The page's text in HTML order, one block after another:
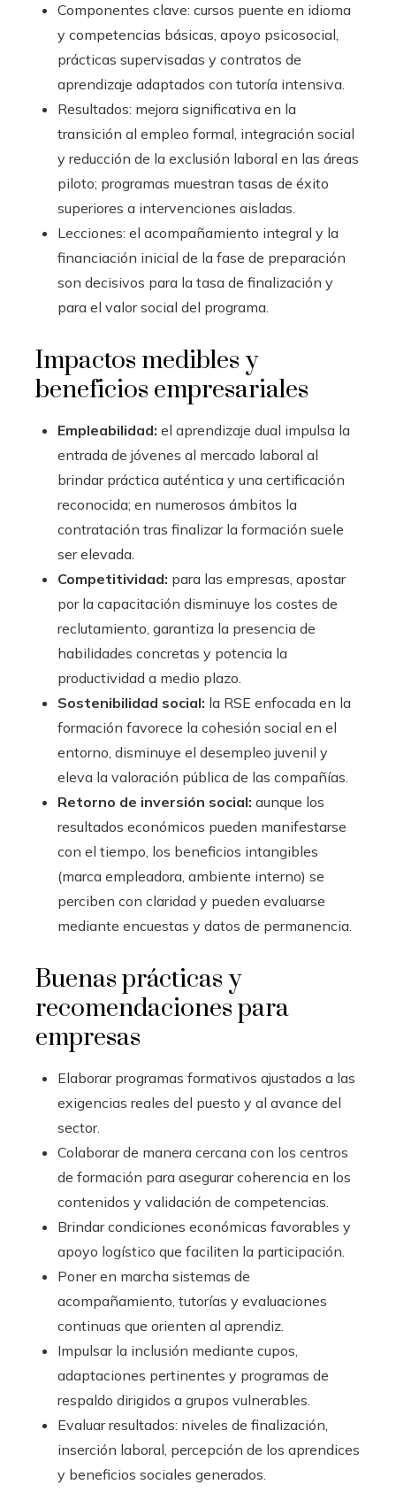
Componentes clave: cursos puente en idioma
y competencias básicas, apoyo psicosocial,
prácticas supervisadas y contratos de
aprendizaje adaptados con tutoría intensiva.
Resultados: mejora significativa en la
transición al empleo formal, integración social
y reducción de la exclusión laboral en las áreas
piloto; programas muestran tasas de éxito
superiores a intervenciones aisladas.
Lecciones: el acompañamiento integral y la
financiación inicial de la fase de preparación
son decisivos para la tasa de finalización y
para el valor social del programa.
Impactos medibles y
beneficios empresariales
Empleabilidad: el aprendizaje dual impulsa la
entrada de jóvenes al mercado laboral al
brindar práctica auténtica y una certificación
reconocida; en numerosos ámbitos la
contratación tras finalizar la formación suele
ser elevada.
Competitividad: para las empresas, apostar
por la capacitación disminuye los costes de
reclutamiento, garantiza la presencia de
habilidades concretas y potencia la
productividad a medio plazo.
Sostenibilidad social: la RSE enfocada en la
formación favorece la cohesión social en el
entorno, disminuye el desempleo juvenil y
eleva la valoración pública de las compañías.
Retorno de inversión social: aunque los
resultados económicos pueden manifestarse
con el tiempo, los beneficios intangibles
(marca empleadora, ambiente interno) se
perciben con claridad y pueden evaluarse
mediante encuestas y datos de permanencia.
Buenas prácticas y
recomendaciones para
empresas
Elaborar programas formativos ajustados a las
exigencias reales del puesto y al avance del
sector.
Colaborar de manera cercana con los centros
de formación para asegurar coherencia en los
contenidos y validación de competencias.
Brindar condiciones económicas favorables y
apoyo logístico que faciliten la participación.
Poner en marcha sistemas de
acompañamiento, tutorías y evaluaciones
continuas que orienten al aprendiz.
Impulsar la inclusión mediante cupos,
adaptaciones pertinentes y programas de
respaldo dirigidos a grupos vulnerables.
Evaluar resultados: niveles de finalización,
inserción laboral, percepción de los aprendices
y beneficios sociales generados.